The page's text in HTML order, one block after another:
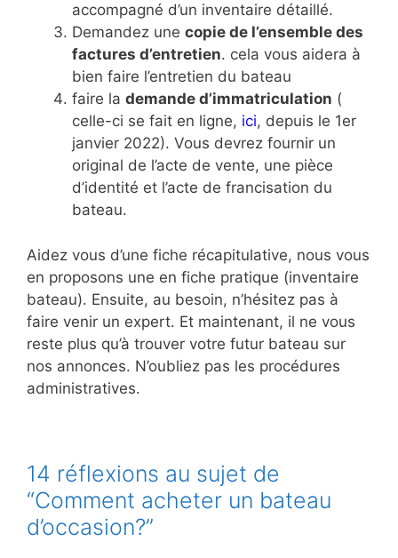
accompagné d’un inventaire détaillé.
Demandez une copie de l’ensemble des
factures d’entretien. cela vous aidera à
bien faire l’entretien du bateau
faire la demande d’immatriculation (
celle-ci se fait en ligne, ici, depuis le 1er
janvier 2022). Vous devrez fournir un
original de l’acte de vente, une pièce
d’identité et l’acte de francisation du
bateau.
Aidez vous d’une fiche récapitulative, nous vous
en proposons une en fiche pratique (inventaire
bateau). Ensuite, au besoin, n’hésitez pas à
faire venir un expert. Et maintenant, il ne vous
reste plus qu’à trouver votre futur bateau sur
nos annonces. N’oubliez pas les procédures
administratives.
14 réflexions au sujet de
“Comment acheter un bateau
d’occasion?”